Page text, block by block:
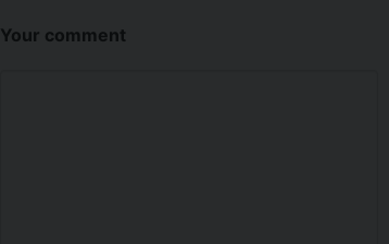
Your comment